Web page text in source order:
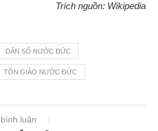
Trích nguồn: Wikipedia
DÂN SỐ NƯỚC ĐỨC
TÔN GIÁO NƯỚC ĐỨC
luận